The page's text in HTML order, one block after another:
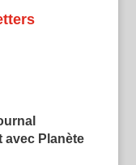
avec Planète